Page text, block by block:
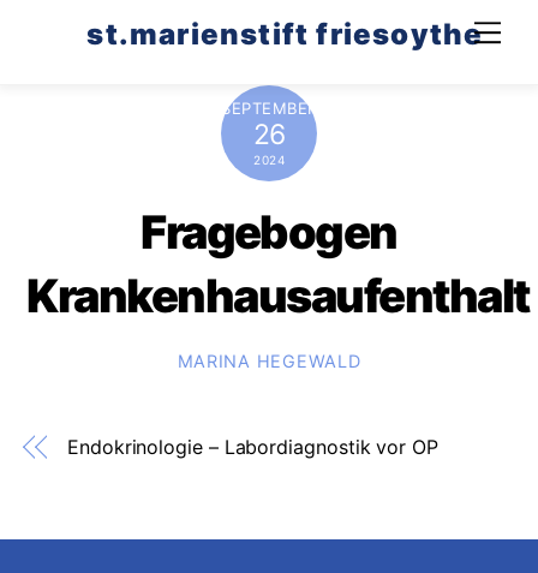
st.marienstift friesoythe
SEPTEMBER
26
2024
Fragebogen
Krankenhausaufenthalt
MARINA HEGEWALD
Endokrinologie – Labordiagnostik vor OP